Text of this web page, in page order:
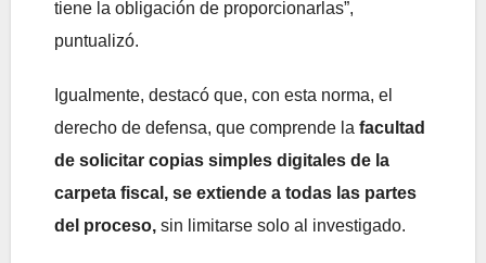
tiene la obligación de proporcionarlas”,
puntualizó.
Igualmente, destacó que, con esta norma, el
derecho de defensa, que comprende la facultad
de solicitar copias simples digitales de la
carpeta fiscal, se extiende a todas las partes
del proceso, sin limitarse solo al investigado.